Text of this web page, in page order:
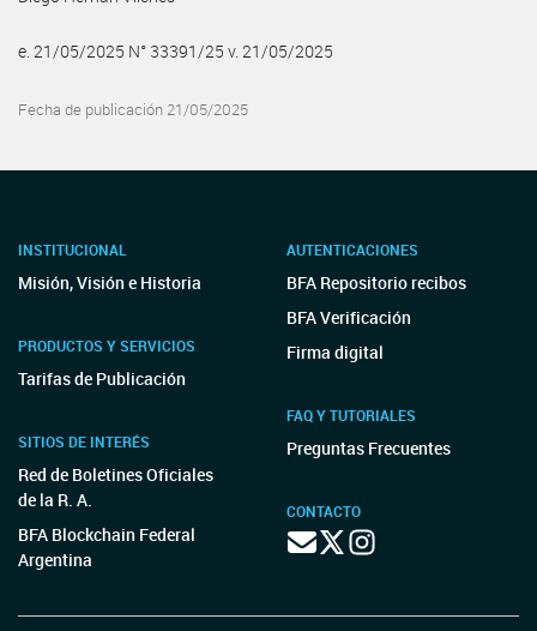
e. 21/05/2025 N° 33391/25 v. 21/05/2025
Fecha de publicación 21/05/2025
INSTITUCIONAL
Misión, Visión e Historia
PRODUCTOS Y SERVICIOS
Tarifas de Publicación
SITIOS DE INTERÉS
Red de Boletines Oficiales
de la R. A.
BFA Blockchain Federal
Argentina
AUTENTICACIONES
BFA Repositorio recibos
BFA Verificación
Firma digital
FAQ Y TUTORIALES
Preguntas Frecuentes
CONTACTO